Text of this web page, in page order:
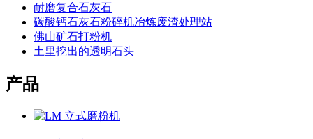
耐磨复合石灰石
碳酸钙石灰石粉碎机冶炼废渣处理站
佛山矿石打粉机
土里挖出的透明石头
产品